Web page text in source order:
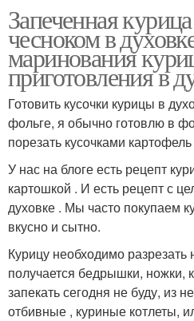
Запеченная
чесноком в
маринования
приготовления в
Готовить кусочки курицы в
фольге, я обычно готовлю в
порезать кусочками
У нас на блоге есть рецепт
картошкой . И есть рецепт с
духовке . Мы часто покупаем
вкусно и сытно.
Курицу необходимо разрезать
получается бедрышки,
запекать сегодня не буду, из
отбивные , куриные котлеты,